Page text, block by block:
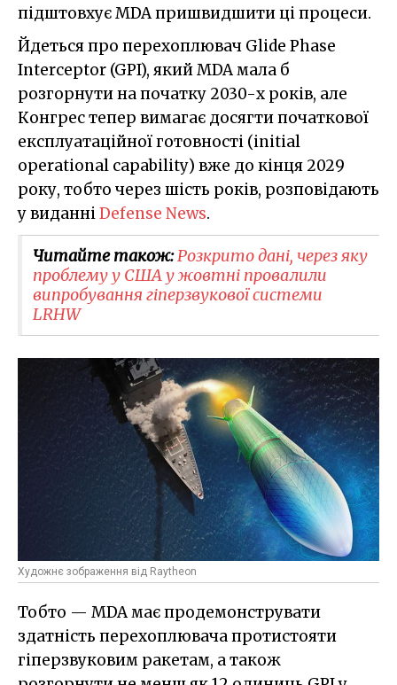
підштовхує MDA пришвидшити ці процеси.
Йдеться про перехоплювач Glide Phase
Interceptor (GPI), який MDA мала б
розгорнути на початку 2030-х років, але
Конгрес тепер вимагає досягти початкової
експлуатаційної готовності (initial
operational capability) вже до кінця 2029
року, тобто через шість років, розповідають
у виданніDefense News.
Читайте також:Розкрито дані, через яку
проблему у США у жовтні провалили
випробування гіперзвукової системи
LRHW
Художнє зображення від Raytheon
Тобто — MDA має продемонструвати
здатність перехоплювача протистояти
гіперзвуковим ракетам, а також